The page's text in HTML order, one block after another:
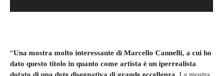
“Una mostra molto interessante di Marcello Cannelli, a cui ho
dato questo titolo in quanto come artista è un iperrealista